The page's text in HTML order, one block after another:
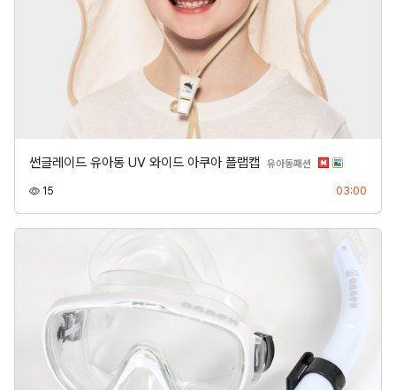
썬글레이드 유아동 UV 와이드 아쿠아 플랩캡 유아동패션 분류
15 03:00